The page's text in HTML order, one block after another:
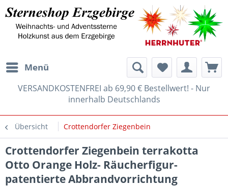
Menü
VERSANDKOSTENFREI ab 69,90 € Bestellwert! - Nur
innerhalb Deutschlands
Übersicht Crottendorfer Ziegenbein
Crottendorfer Ziegenbein terrakotta
Otto Orange Holz- Räucherfigur-
patentierte Abbrandvorrichtung